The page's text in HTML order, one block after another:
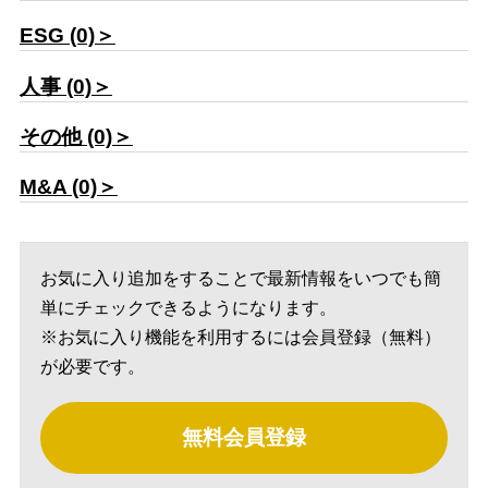
ESG (0)＞
人事 (0)＞
その他 (0)＞
M&A (0)＞
お気に入り追加をすることで最新情報をいつでも簡
単にチェックできるようになります。
※お気に入り機能を利用するには会員登録（無料）
が必要です。
無料会員登録